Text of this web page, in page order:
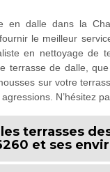
en dalle dans la
le meilleur
en nettoyage de
terrasse de dalle,
sur votre
N’hésitez
terrasses
et ses